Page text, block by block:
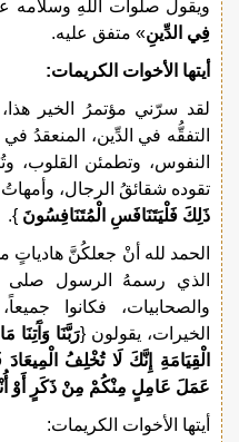
ويقول صلوات اللهِ وسلامه
فِي الدِّينِ» متفق عليه.
أيتها الأخوات الكريمات:
لقد سرّني مؤتمرُ الخير
التفقُّه في الدِّين، المنعقدُ في
النفوس، وتطمئن القلوب،
تقوده شقائقُ الرجال، وأمهاتُ
ذَلِكَ فَلْيَتَنَافَسِ الْمُتَنَافِسُونَ }.
الحمد لله أنْ جعلكُنَّ هادياتٍ
الذي رسمهُ الرسول صلى
والصحابيات، فكانوا
الخيرات، يقولون {رَبَّنَا وَآَتِنَا
الْقِيَامَةِ إِنَّكَ لَا تُخْلِفُ
عَمَلَ عَامِلٍ مِنْكُمْ مِنْ ذَكَرٍ أَوْ
أيتها الأخوات الكريمات: